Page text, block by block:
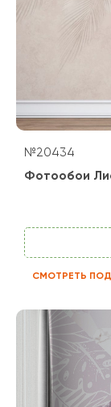
№20434
Фотообои
СМОТРЕТЬ